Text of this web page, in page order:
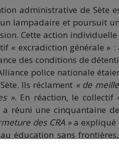
administrative de Sète
un lampadaire et poursuit
Cette action
« excradiction générale
des conditions de
police nationale
Ils réclament « de
». En réaction, le collectif
réuni une cinquantaine
des CRA »a expliqué
éducation sans
la parole pour alerter